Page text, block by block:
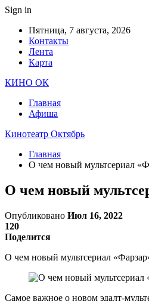
Sign in
Пятница, 7 августа, 2026
Контакты
Лента
Карта
КИНО ОК
Главная
Афиша
Кинотеатр Октябрь
Главная
О чем новый мультсериал
О чем новый
Опубликовано Июл 16, 2022
120
Поделится
О чем новый мультсериал
Самое важное о новом эдалт-